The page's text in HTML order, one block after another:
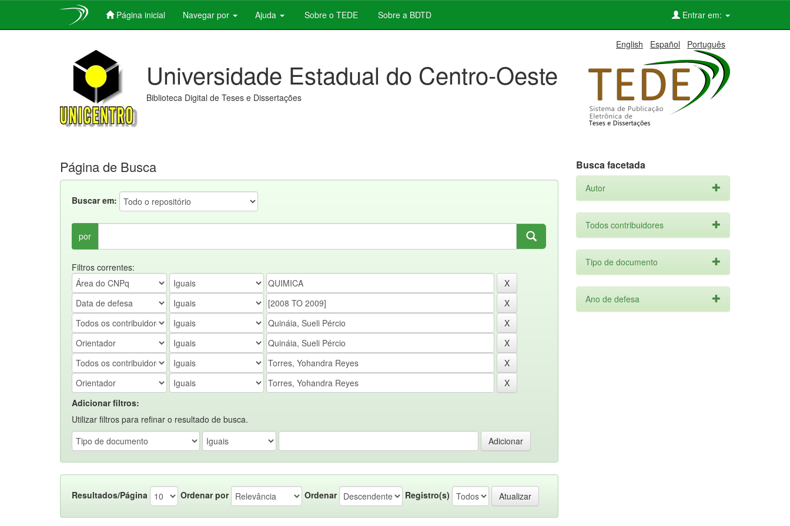
Página inicial Navegar por Ajuda Sobre o TEDE Sobre a BDTD Entrar em:
English Español Português
Universidade Estadual do Centro-Oeste
Biblioteca Digital de Teses e Dissertações
Página de Busca
Buscar em:
por
Filtros correntes:
Adicionar filtros:
Utilizar filtros para refinar o resultado de busca.
Resultados/Página Ordenar por Ordenar Registro(s)
Busca facetada
Autor
Todos contribuidores
Tipo de documento
Ano de defesa